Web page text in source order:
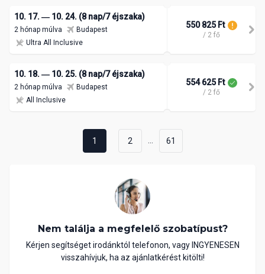
10. 17. ― 10. 24. (8 nap/7 éjszaka)
2 hónap múlva
Budapest
Ultra All Inclusive
550 825 Ft
/ 2 fő
10. 18. ― 10. 25. (8 nap/7 éjszaka)
2 hónap múlva
Budapest
All Inclusive
554 625 Ft
/ 2 fő
1 2 ... 61
Nem találja a megfelelő szobatípust?
Kérjen segítséget irodánktól telefonon, vagy INGYENESEN
visszahívjuk, ha az ajánlatkérést kitölti!